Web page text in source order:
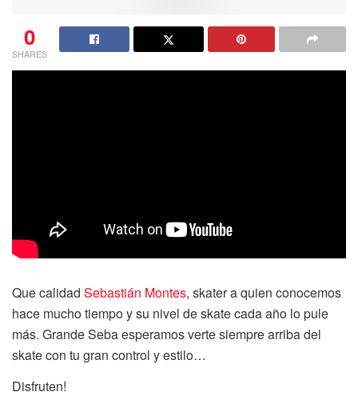
0
SHARES
Que calidad Sebastián Montes, skater a quien conocemos
hace mucho tiempo y su nivel de skate cada año lo pule
más. Grande Seba esperamos verte siempre arriba del
skate con tu gran control y estilo…
Disfruten!